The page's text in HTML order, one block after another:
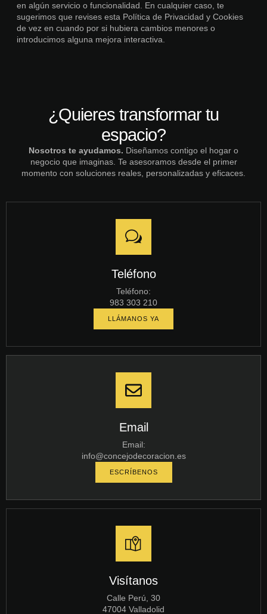
en algún servicio o funcionalidad. En cualquier caso, te
sugerimos que revises esta Política de Privacidad y Cookies
de vez en cuando por si hubiera cambios menores o
introducimos alguna mejora interactiva.
¿Quieres transformar tu
espacio?
Nosotros te ayudamos. Diseñamos contigo el hogar o
negocio que imaginas. Te asesoramos desde el primer
momento con soluciones reales, personalizadas y eficaces.
Teléfono
Teléfono:
983 303 210
LLÁMANOS YA
Email
Email:
info@concejodecoracion.es
ESCRÍBENOS
Visítanos
Calle Perú, 30
47004 Valladolid